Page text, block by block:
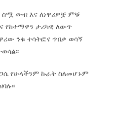
ስሟ ውብ እና ለነዋሪዎቿ ምቹ
የከተማዋን ታሪካዊ ለውጥ
ንቁ ተሳትፎና ጥበቃ ወሳኝ
የሁላችንም ኩራት ስለመሆኑም